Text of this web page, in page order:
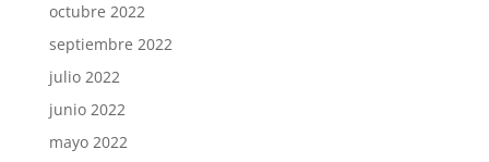
octubre 2022
septiembre 2022
julio 2022
junio 2022
mayo 2022